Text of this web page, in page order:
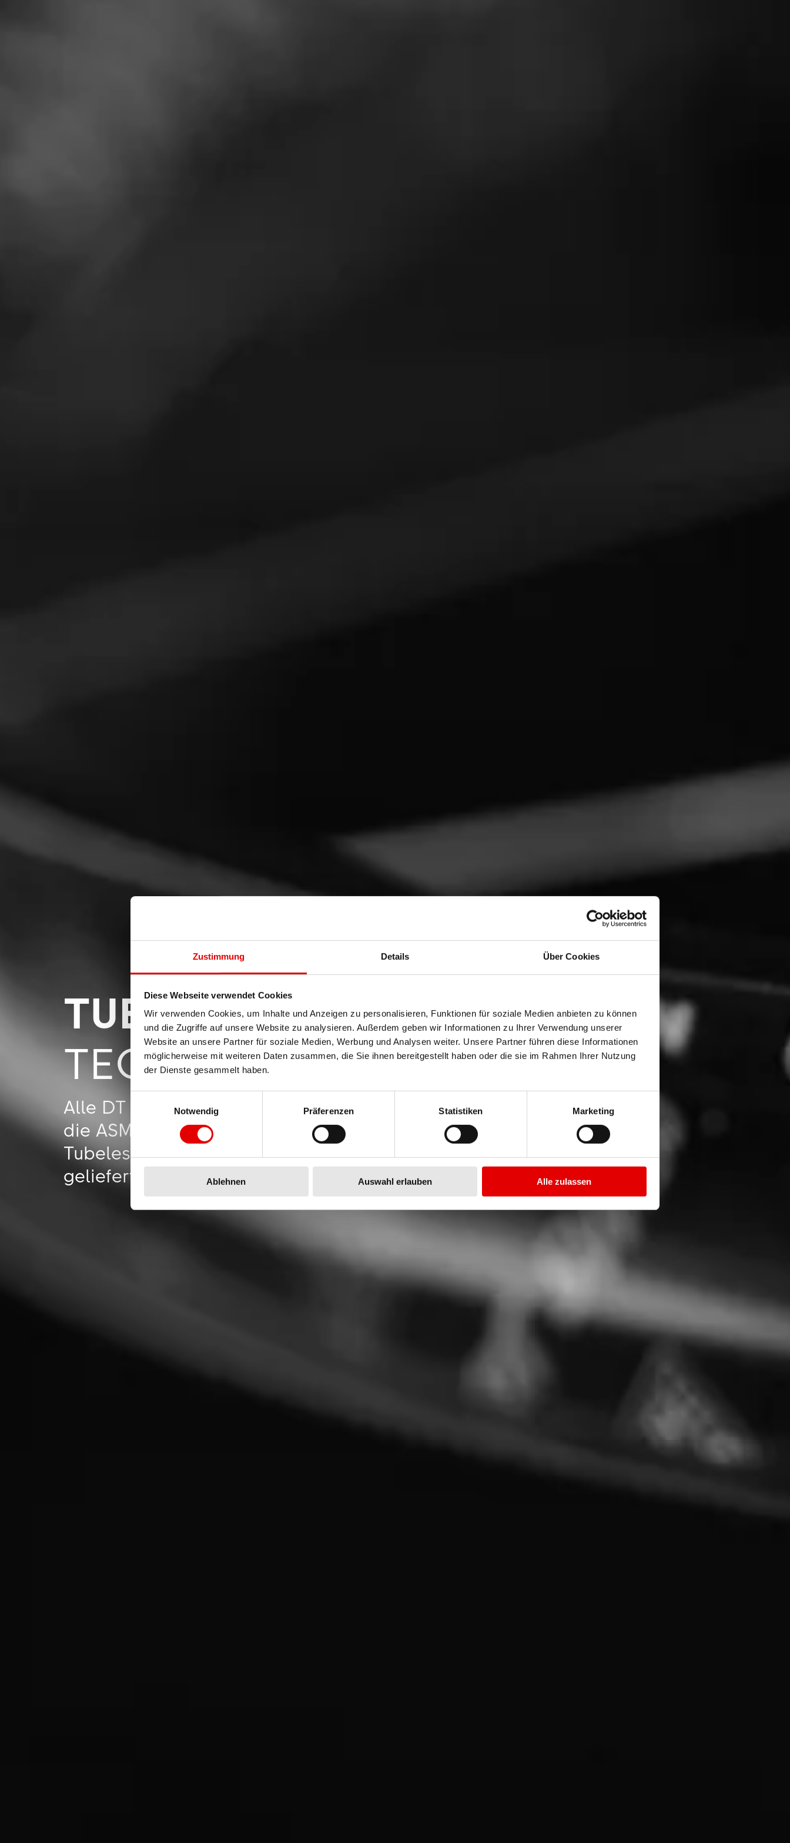
Zustimmung Details Über Cookies
Diese Webseite verwendet Cookies
Wir verwenden Cookies, um Inhalte und Anzeigen zu personalisieren, Funktionen für soziale Medien anbieten zu können
und die Zugriffe auf unsere Website zu analysieren. Außerdem geben wir Informationen zu Ihrer Verwendung unserer
Website an unsere Partner für soziale Medien, Werbung und Analysen weiter. Unsere Partner führen diese Informationen
möglicherweise mit weiteren Daten zusammen, die Sie ihnen bereitgestellt haben oder die sie im Rahmen Ihrer Nutzung
der Dienste gesammelt haben.
Notwendig
Präferenzen Statistiken Marketing
Ablehnen Auswahl erlauben Alle zulassen
TUBELESS
TECHNOLOGY
Alle DT Swiss Laufräder sind tubeless ready und
die ASM-Versionen werden mit montiertem
Tubelessband und den entsprechenden Ventilen
geliefert.